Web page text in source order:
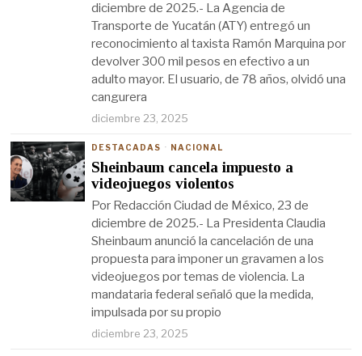
diciembre de 2025.- La Agencia de
Transporte de Yucatán (ATY) entregó un
reconocimiento al taxista Ramón Marquina por
devolver 300 mil pesos en efectivo a un
adulto mayor. El usuario, de 78 años, olvidó una
cangurera
diciembre 23, 2025
DESTACADAS · NACIONAL
Sheinbaum cancela impuesto a
videojuegos violentos
Por Redacción Ciudad de México, 23 de
diciembre de 2025.- La Presidenta Claudia
Sheinbaum anunció la cancelación de una
propuesta para imponer un gravamen a los
videojuegos por temas de violencia. La
mandataria federal señaló que la medida,
impulsada por su propio
diciembre 23, 2025